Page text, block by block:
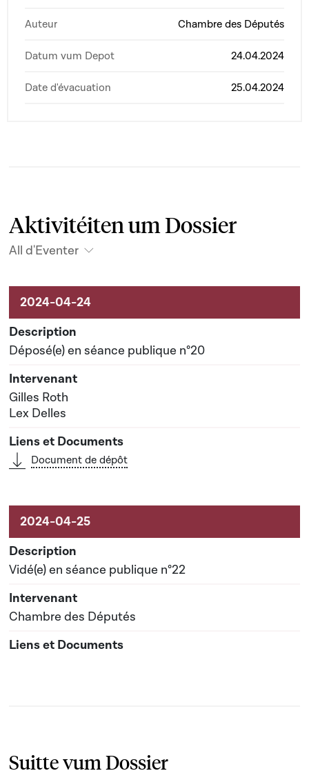
Auteur Chambre des Députés
Datum vum Depot 24.04.2024
Date d'évacuation 25.04.2024
Aktivitéiten um Dossier
All d'Eventer
Aktivitéiten um Dossier
Déposé(e) en séance publique n°20
Gilles Roth
Lex Delles
Document de dépôt
Vidé(e) en séance publique n°22
Chambre des Députés
Suitte vum Dossier